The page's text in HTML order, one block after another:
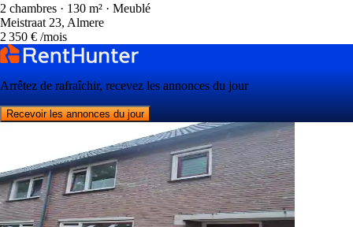
2 chambres · 130 m² · Meublé
Meistraat 23, Almere
2 350 € /mois
Arrêtez de rafraîchir, recevez les annonces du jour
Recevoir les annonces du jour